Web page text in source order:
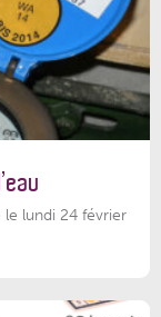
lundi 24 février